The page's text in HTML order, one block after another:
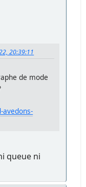
20:39:11
de mode
queue ni